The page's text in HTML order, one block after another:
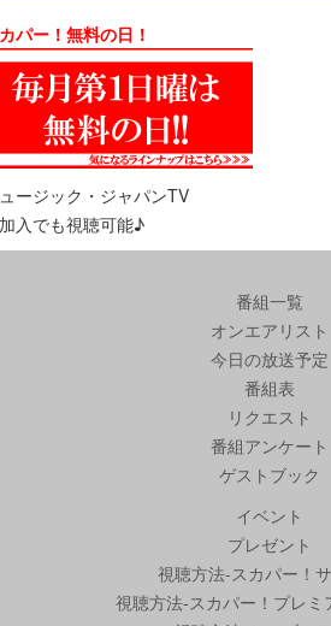
パー！無料の日！
ージック・ジャパンTV
入でも視聴可能♪
番組一覧
オンエアリスト
今日の放送予定
番組表
リクエスト
番組アンケート
ゲストブック
イベント
プレゼント
視聴方法-スカパー！
視聴方法-スカパー！プレミ